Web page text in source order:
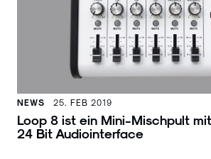
NEWS 25. FEB 2019
Loop 8 ist ein Mini-Mischpult
24 Bit Audiointerface